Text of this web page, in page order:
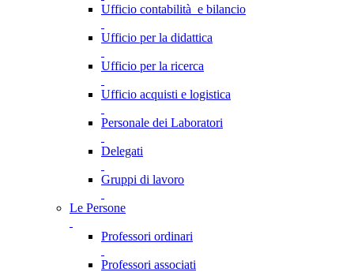
Ufficio contabilità e bilancio
Ufficio per la didattica
Ufficio per la ricerca
Ufficio acquisti e logistica
Personale dei Laboratori
Delegati
Gruppi di lavoro
Le Persone
Professori ordinari
Professori associati